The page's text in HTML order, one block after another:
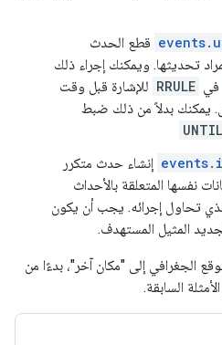
قطع الحدث
تحديثها. ويمكنك إجراء ذلك
في RRULE للإشارة قبل وقت
يمكنك بدلاً من ذلك ضبط
UNTIL
إنشاء حدث متكرر
نفسها المتعلقة بالأحداث
الذي تحاول إجرائه. يجب أن يكون
المثيل المستهدف.
الجغرافي إلى "مكان آخر"، بدءًا من
السابقة.